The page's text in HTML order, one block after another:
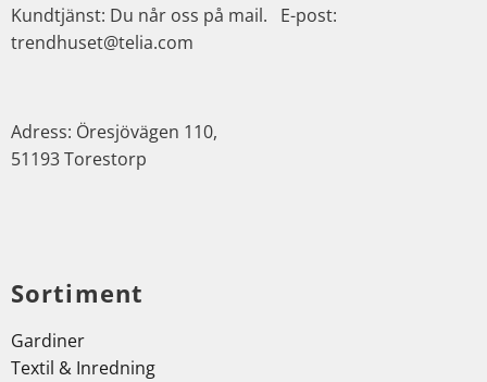
Kundtjänst: Du når oss på mail. E-post:
trendhuset@telia.com
Adress: Öresjövägen 110,
51193 Torestorp
Sortiment
Gardiner
Textil & Inredning